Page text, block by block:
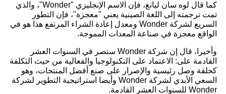
كما قال لوه سان ليانغ، فإن الاسم الإنجليزي "Wonder"، والذي
تمت ترجمته إلى اللغة الصينية يعني "معجزة"، فإن التطور
السريع لشركة Wonder ومعدل إعادة الشراء المرتفع هذا هو في
الواقع معجزة في صناعة المعدات المموجة.
وأخيرا، قال إن شركة Wonder ستصر في السنوات العشر
القادمة على: الاعتماد على التكنولوجيا والفعالية من حيث التكلفة
كحلقة وصل رئيسية والإصرار على صنع أفضل المنتجات، وهو
السعي الأبدي لشركة Wonder وأيضا استراتيجية التطوير لشركة
Wonder للسنوات العشر القادمة.